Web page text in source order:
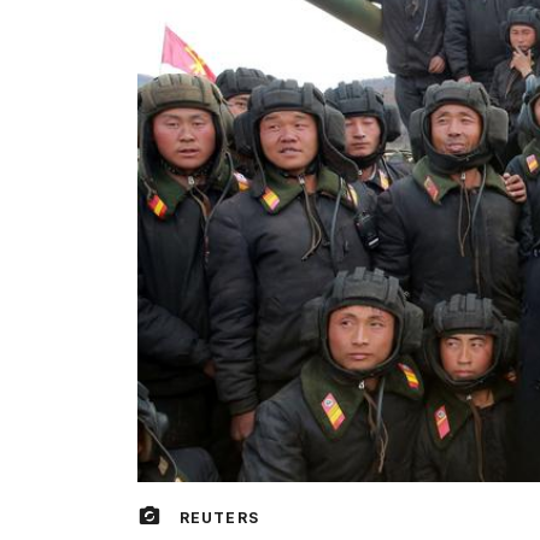
REUTERS